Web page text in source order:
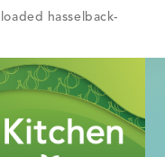
hasselback-